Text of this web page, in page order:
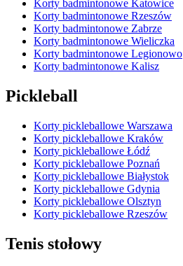
Korty badmintonowe Katowice
Korty badmintonowe Rzeszów
Korty badmintonowe Zabrze
Korty badmintonowe Wieliczka
Korty badmintonowe Legionowo
Korty badmintonowe Kalisz
Pickleball
Korty pickleballowe Warszawa
Korty pickleballowe Kraków
Korty pickleballowe Łódź
Korty pickleballowe Poznań
Korty pickleballowe Białystok
Korty pickleballowe Gdynia
Korty pickleballowe Olsztyn
Korty pickleballowe Rzeszów
Tenis stołowy